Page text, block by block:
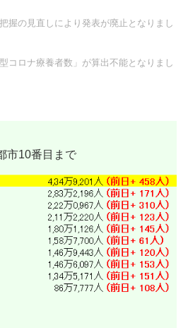
握の見直しにより発表が廃止となりまし
コロナ療養者数」が算出不能となりまし
市10番目まで